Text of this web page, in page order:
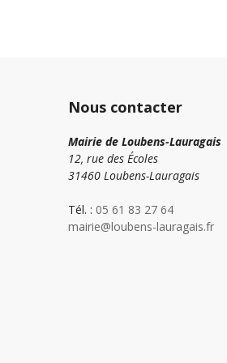
Nous contacter
Mairie de Loubens-Lauragais
12, rue des Écoles
31460 Loubens-Lauragais
Tél. : 05 61 83 27 64
mairie@loubens-lauragais.fr